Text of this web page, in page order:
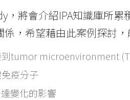
，將會介紹IPA知識庫所
，希望藉由此案例探討
tumor microenvironment
疫分子
變化的影響